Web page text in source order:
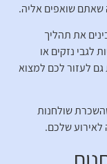
שאתם שואפים אליה.
את תהליך
לגבי נזקים או
גם לעזור לכם למצוא
שולחנות
לאירוע שלכם.